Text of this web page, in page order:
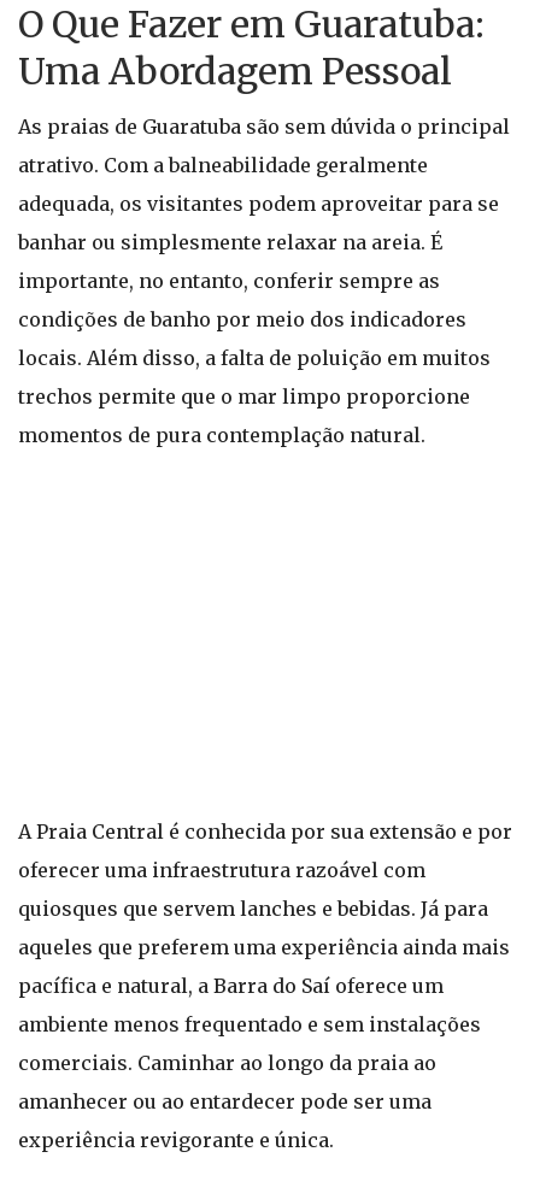
O Que Fazer em Guaratuba:
Uma Abordagem Pessoal
As praias de Guaratuba são sem dúvida o principal
atrativo. Com a balneabilidade geralmente
adequada, os visitantes podem aproveitar para se
banhar ou simplesmente relaxar na areia. É
importante, no entanto, conferir sempre as
condições de banho por meio dos indicadores
locais. Além disso, a falta de poluição em muitos
trechos permite que o mar limpo proporcione
momentos de pura contemplação natural.
A Praia Central é conhecida por sua extensão e por
oferecer uma infraestrutura razoável com
quiosques que servem lanches e bebidas. Já para
aqueles que preferem uma experiência ainda mais
pacífica e natural, a Barra do Saí oferece um
ambiente menos frequentado e sem instalações
comerciais. Caminhar ao longo da praia ao
amanhecer ou ao entardecer pode ser uma
experiência revigorante e única.